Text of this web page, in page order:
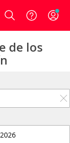
Login
de los